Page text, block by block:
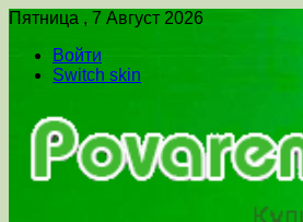
Пятница , 7 Август 2026
Войти
Switch skin